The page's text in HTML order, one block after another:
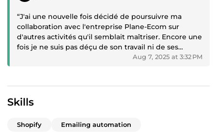
“J'ai une nouvelle fois décidé de poursuivre ma
collaboration avec l'entreprise Plane-Ecom sur
d'autres activités qu'il semblait maîtriser. Encore une
fois je ne suis pas déçu de son travail ni de ses
conseils. Pour vous en rendre compte, ma boutique
Aug 7, 2025 at 3:32 PM
Skills
Shopify Emailing automation